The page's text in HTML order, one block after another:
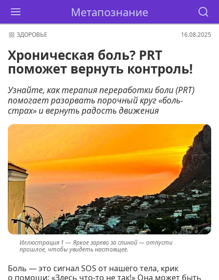
Метапознание
ЗДОРОВЬЕ 16.08.2025
Хроническая боль? PRT
поможет вернуть контроль!
Узнайте, как терапия переработки боли (PRT)
помогает разорвать порочный круг «боль-
страх» и вернуть радость движения
Яркое зарево за спиной — отпусти
прошлое, чтобы увидеть настоящее.
Боль — это сигнал SOS от нашего тела, крик
о помощи: «Здесь что-то не так!» Она может быть